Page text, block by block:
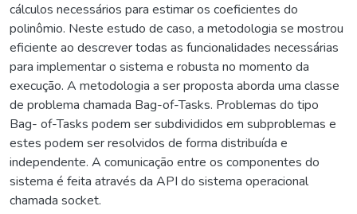
cálculos necessários para estimar os coeficientes do
polinômio. Neste estudo de caso, a metodologia se mostrou
eficiente ao descrever todas as funcionalidades necessárias
para implementar o sistema e robusta no momento da
execução. A metodologia a ser proposta aborda uma classe
de problema chamada Bag-of-Tasks. Problemas do tipo
Bag- of-Tasks podem ser subdivididos em subproblemas e
estes podem ser resolvidos de forma distribuída e
independente. A comunicação entre os componentes do
sistema é feita através da API do sistema operacional
chamada socket.